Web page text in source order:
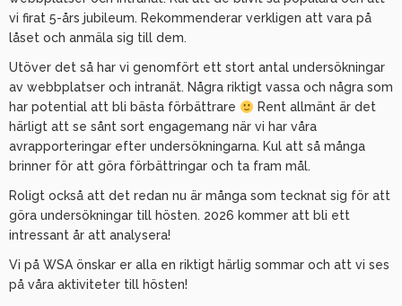
vi firat 5-års jubileum. Rekommenderar verkligen att vara på
låset och anmäla sig till dem.
Utöver det så har vi genomfört ett stort antal undersökningar
av webbplatser och intranät. Några riktigt vassa och några som
har potential att bli bästa förbättrare
Rent allmänt är det
härligt att se sånt sort engagemang när vi har våra
avrapporteringar efter undersökningarna. Kul att så många
brinner för att göra förbättringar och ta fram mål.
Roligt också att det redan nu är många som tecknat sig för att
göra undersökningar till hösten. 2026 kommer att bli ett
intressant år att analysera!
Vi på WSA önskar er alla en riktigt härlig sommar och att vi ses
på våra aktiviteter till hösten!